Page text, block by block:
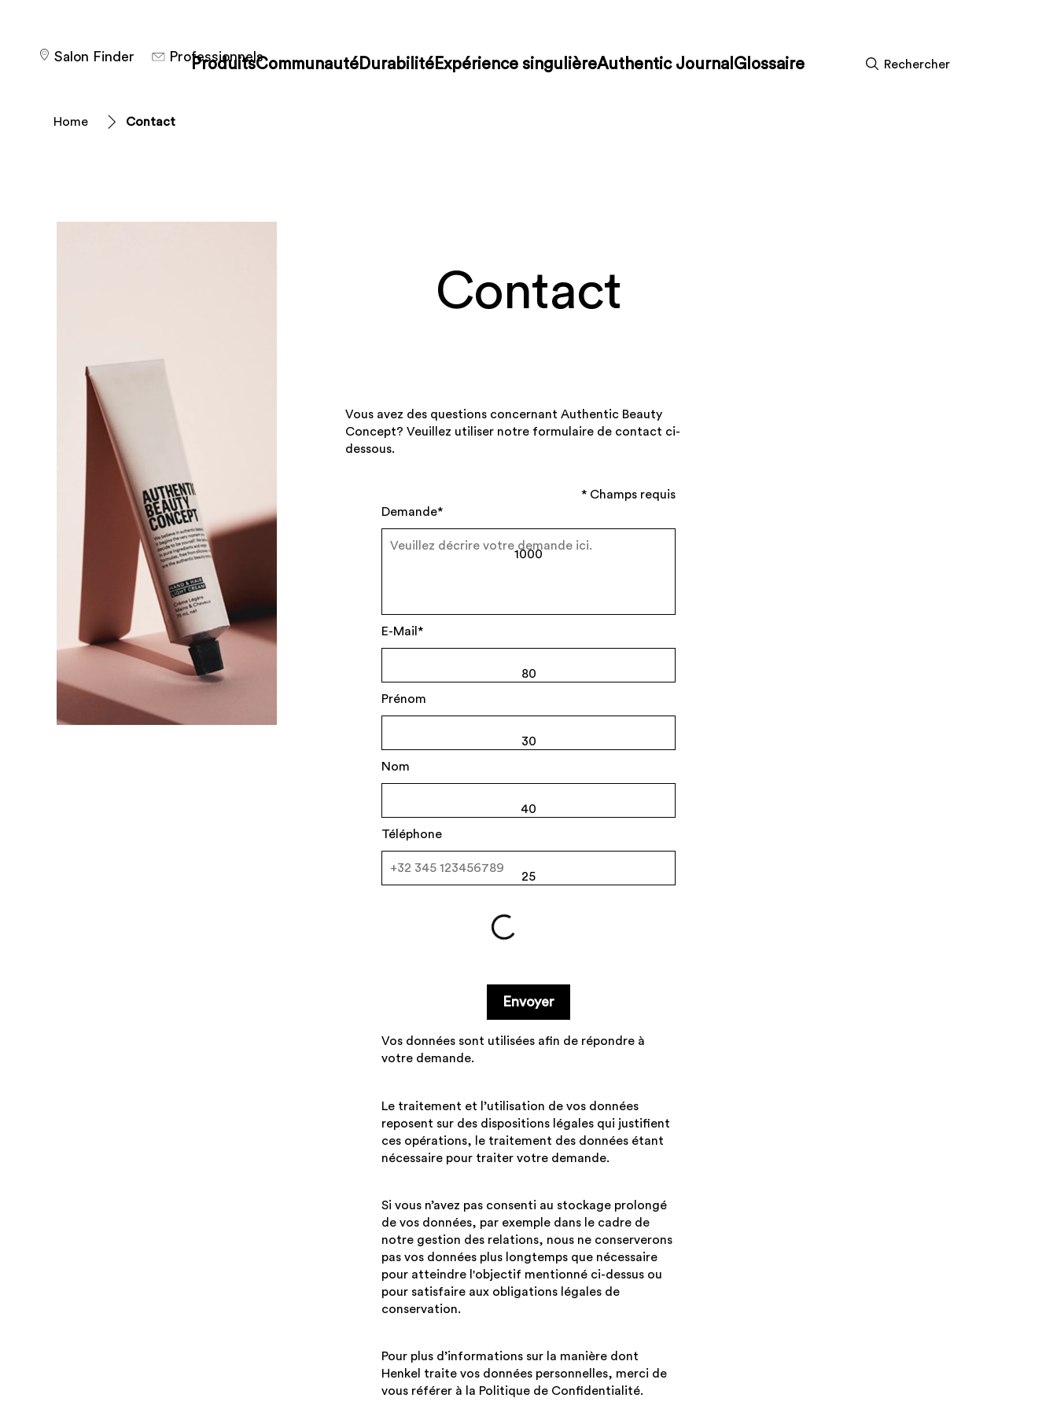
ProduitsCommunautéDurabilitéExpérience singulièreAuthentic Journal Glossaire Rechercher
Salon Finder Professionnels
Home Contact
Contact
Vous avez des questions concernant Authentic Beauty
Concept? Veuillez utiliser notre formulaire de contact ci-
dessous.
* Champs requis
Demande*
1000
E-Mail*
80
Prénom
30
Nom
40
Téléphone
25
Envoyer
Vos données sont utilisées afin de répondre à
votre demande.
Le traitement et l’utilisation de vos données
reposent sur des dispositions légales qui justifient
ces opérations, le traitement des données étant
nécessaire pour traiter votre demande.
Si vous n’avez pas consenti au stockage prolongé
de vos données, par exemple dans le cadre de
notre gestion des relations, nous ne conserverons
pas vos données plus longtemps que nécessaire
pour atteindre l'objectif mentionné ci-dessus ou
pour satisfaire aux obligations légales de
conservation.
Pour plus d’informations sur la manière dont
Henkel traite vos données personnelles, merci de
vous référer à la Politique de Confidentialité.